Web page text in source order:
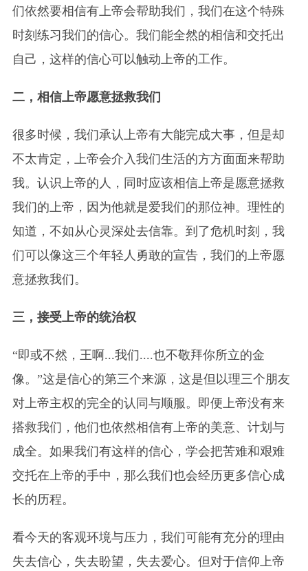
们依然要相信有上帝会帮助我们，我们在这个特殊
时刻练习我们的信心。我们能全然的相信和交托出
自己，这样的信心可以触动上帝的工作。
二，相信上帝愿意拯救我们
很多时候，我们承认上帝有大能完成大事，但是却
不太肯定，上帝会介入我们生活的方方面面来帮助
我。认识上帝的人，同时应该相信上帝是愿意拯救
我们的上帝，因为他就是爱我们的那位神。理性的
知道，不如从心灵深处去信靠。到了危机时刻，我
们可以像这三个年轻人勇敢的宣告，我们的上帝愿
意拯救我们。
三，接受上帝的统治权
“即或不然，王啊...我们....也不敬拜你所立的金
像。”这是信心的第三个来源，这是但以理三个朋友
对上帝主权的完全的认同与顺服。即便上帝没有来
搭救我们，他们也依然相信有上帝的美意、计划与
成全。如果我们有这样的信心，学会把苦难和艰难
交托在上帝的手中，那么我们也会经历更多信心成
长的历程。
看今天的客观环境与压力，我们可能有充分的理由
失去信心，失去盼望，失去爱心。但对于信仰上帝